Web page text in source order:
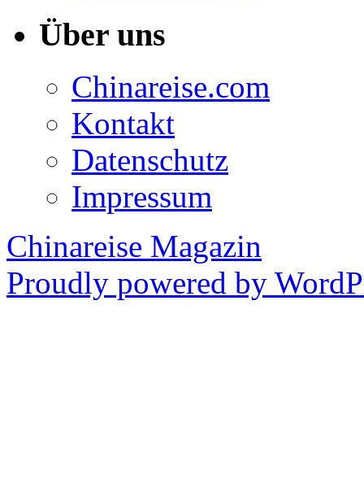
Über uns
Chinareise.com
Kontakt
Datenschutz
Impressum
Chinareise Magazin
Proudly powered by